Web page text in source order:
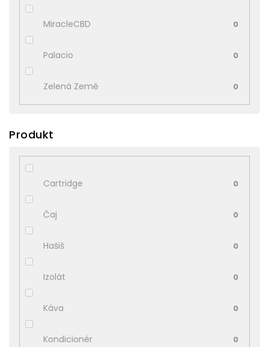
MiracleCBD 0
Palacio 0
Zelená Země 0
Produkt
Cartridge 0
Čaj 0
Hašiš 0
Izolát 0
Káva 0
Kondicionér 0